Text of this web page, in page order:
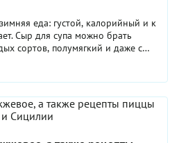
еда: густой, калорийный и к
сортов, полумягкий и даже с
суп ...